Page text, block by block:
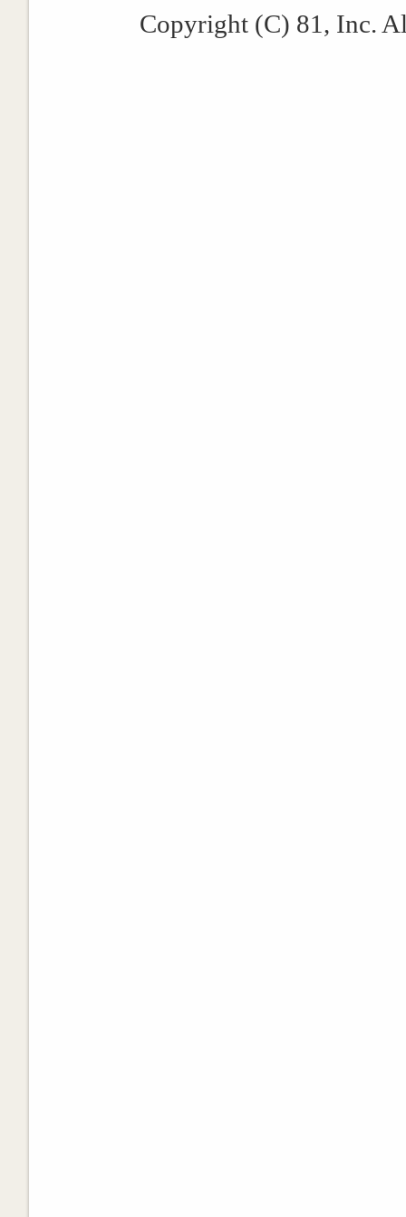
Copyright (C) 81, Inc.